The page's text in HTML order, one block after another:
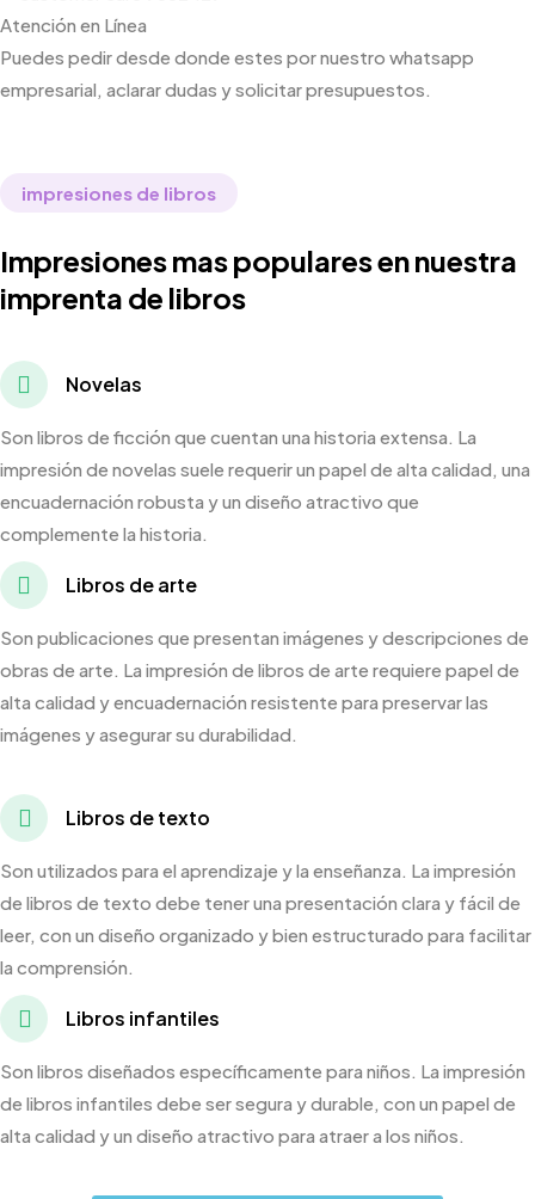
Atención en Línea
Puedes pedir desde donde estes por nuestro whatsapp
empresarial, aclarar dudas y solicitar presupuestos.
impresiones de libros
Impresiones mas populares en nuestra
imprenta de libros
Novelas
Son libros de ficción que cuentan una historia extensa. La
impresión de novelas suele requerir un papel de alta calidad, una
encuadernación robusta y un diseño atractivo que
complemente la historia.
Libros de arte
Son publicaciones que presentan imágenes y descripciones de
obras de arte. La impresión de libros de arte requiere papel de
alta calidad y encuadernación resistente para preservar las
imágenes y asegurar su durabilidad.
Libros de texto
Son utilizados para el aprendizaje y la enseñanza. La impresión
de libros de texto debe tener una presentación clara y fácil de
leer, con un diseño organizado y bien estructurado para facilitar
la comprensión.
Libros infantiles
Son libros diseñados específicamente para niños. La impresión
de libros infantiles debe ser segura y durable, con un papel de
alta calidad y un diseño atractivo para atraer a los niños.